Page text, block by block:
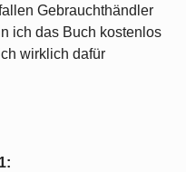
Gebrauchthändler
ich das Buch kostenlos
wirklich dafür
: